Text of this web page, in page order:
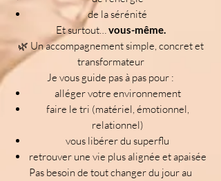
de la sérénité
Et surtout…vous-même.
🌿 Un accompagnement simple, concret et
transformateur
Je vous guide pas à pas pour :
alléger votre environnement
faire le tri (matériel, émotionnel,
relationnel)
vous libérer du superflu
retrouver une vie plus alignée et apaisée
Pas besoin de tout changer du jour au